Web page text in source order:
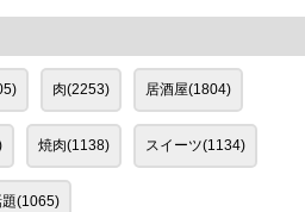
肉(2253) 居酒屋(1804)
焼肉(1138) スイーツ(1134)
題(1065)